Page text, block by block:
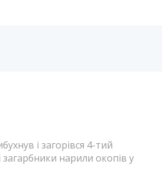
і загорівся 4-тий
нарили окопів у